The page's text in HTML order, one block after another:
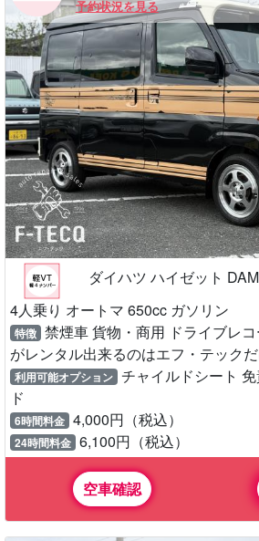
予約状況を見る
ダイハツ ハイゼット
4人乗り オートマ 650cc ガソリン
特徴 禁煙車 貨物・商用 ドライブレ
がレンタル出来るのはエフ・テック
利用可能オプション チャイルドシート
ド
6時間料金 4,000円（税込）
24時間料金 6,100円（税込）
空車確認